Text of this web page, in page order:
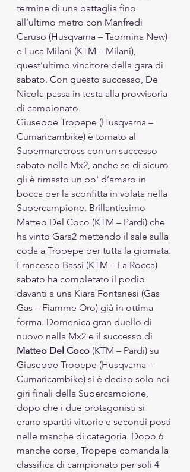
termine di una battaglia fino
all’ultimo metro con Manfredi
Caruso (Husqvarna – Taormina New)
e Luca Milani (KTM – Milani),
quest’ultimo vincitore della gara di
sabato. Con questo successo, De
Nicola passa in testa alla provvisoria
di campionato.
Giuseppe Tropepe (Husqvarna –
Cumaricambike) è tornato al
Supermarecross con un successo
sabato nella Mx2, anche se di sicuro
gli è rimasto un po' d’amaro in
bocca per la sconfitta in volata nella
Supercampione. Brillantissimo
Matteo Del Coco (KTM – Pardi) che
ha vinto Gara2 mettendo il sale sulla
coda a Tropepe per tutta la giornata.
Francesco Bassi (KTM – La Rocca)
sabato ha completato il podio
davanti a una Kiara Fontanesi (Gas
Gas – Fiamme Oro) già in ottima
forma. Domenica gran duello di
nuovo nella Mx2 e il successo di
Matteo Del Coco (KTM – Pardi) su
Giuseppe Tropepe (Husqvarna –
Cumaricambike) si è deciso solo nei
giri finali della Supercampione,
dopo che i due protagonisti si
erano spartiti vittorie e secondi posti
nelle manche di categoria. Dopo 6
manche corse, Tropepe comanda la
classifica di campionato per soli 4